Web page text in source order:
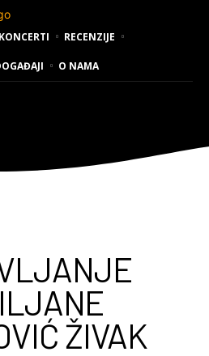
KONCERTI RECENZIJE
O NAMA
ŽIVAK